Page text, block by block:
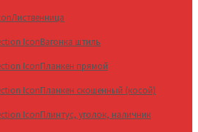
Лиственница
Вагонка штиль
Планкен прямой
Планкен скошенный (косой)
Плинтус, уголок, наличник